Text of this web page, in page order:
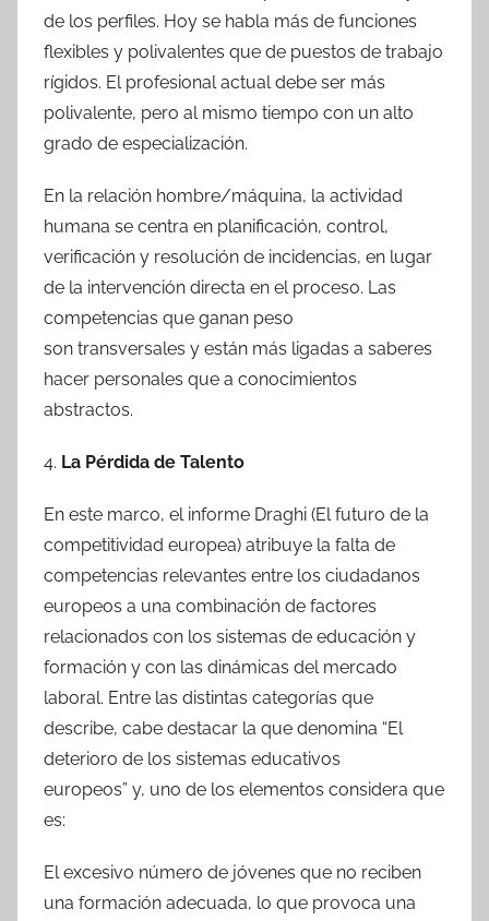
de los perfiles. Hoy se habla más de funciones
flexibles y polivalentes que de puestos de trabajo
rígidos. El profesional actual debe ser más
polivalente, pero al mismo tiempo con un alto
grado de especialización.
En la relación hombre/máquina, la actividad
humana se centra en planificación, control,
verificación y resolución de incidencias, en lugar
de la intervención directa en el proceso. Las
competencias que ganan peso
son transversales y están más ligadas a saberes
hacer personales que a conocimientos
abstractos.
4. La Pérdida de Talento
En este marco, el informe Draghi (El futuro de la
competitividad europea) atribuye la falta de
competencias relevantes entre los ciudadanos
europeos a una combinación de factores
relacionados con los sistemas de educación y
formación y con las dinámicas del mercado
laboral. Entre las distintas categorías que
describe, cabe destacar la que denomina “El
deterioro de los sistemas educativos
europeos” y, uno de los elementos considera que
es:
El excesivo número de jóvenes que no reciben
una formación adecuada, lo que provoca una